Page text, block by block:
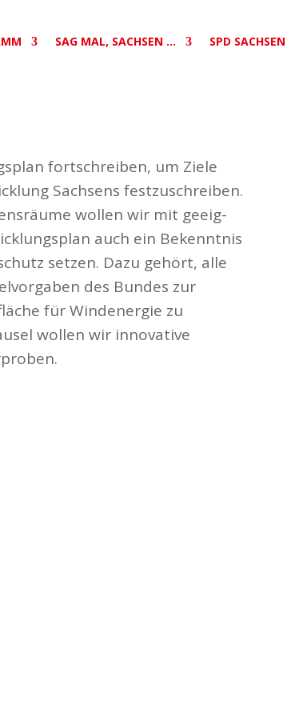
SAG MAL, SACHSEN … SPD SACHSEN
fort­schreiben, um Ziele
Sachsens fest­zu­schreiben.
wollen wir mit geeig­
auch ein Bekenntnis
setzen. Dazu gehört, alle
des Bundes zur
für Wind­energie zu
wollen wir inno­vative